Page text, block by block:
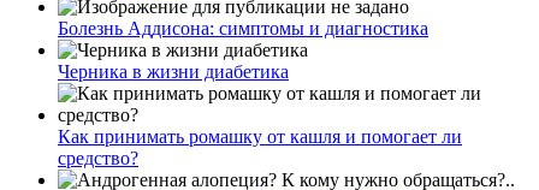
Болезнь Аддисона: симптомы и диагностика
Черника в жизни диабетика
Как принимать ромашку от кашля и помогает ли
средство?